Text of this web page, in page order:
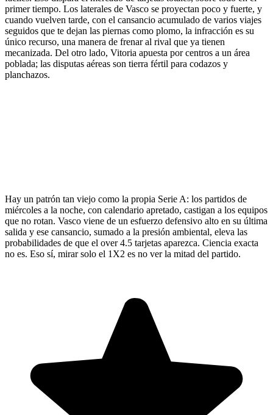
primer tiempo. Los laterales de Vasco se proyectan poco y fuerte, y
cuando vuelven tarde, con el cansancio acumulado de varios viajes
seguidos que te dejan las piernas como plomo, la infracción es su
único recurso, una manera de frenar al rival que ya tienen
mecanizada. Del otro lado, Vitoria apuesta por centros a un área
poblada; las disputas aéreas son tierra fértil para codazos y
planchazos.
Hay un patrón tan viejo como la propia Serie A: los partidos de
miércoles a la noche, con calendario apretado, castigan a los equipos
que no rotan. Vasco viene de un esfuerzo defensivo alto en su última
salida y ese cansancio, sumado a la presión ambiental, eleva las
probabilidades de que el over 4.5 tarjetas aparezca. Ciencia exacta
no es. Eso sí, mirar solo el 1X2 es no ver la mitad del partido.